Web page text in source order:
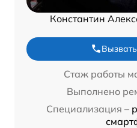
Константин
Стаж работы
Выполнено
Специализация –